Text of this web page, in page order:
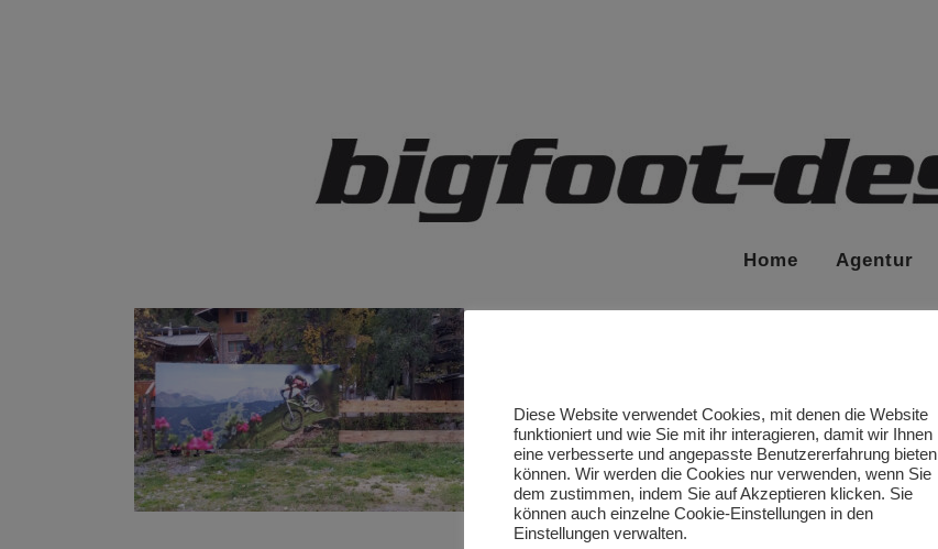
Home Agentur
Diese Website verwendet Cookies, mit denen die Website
funktioniert und wie Sie mit ihr interagieren, damit wir Ihnen
eine verbesserte und angepasste Benutzererfahrung bieten
können. Wir werden die Cookies nur verwenden, wenn Sie
dem zustimmen, indem Sie auf Akzeptieren klicken. Sie
können auch einzelne Cookie-Einstellungen in den
Einstellungen verwalten.